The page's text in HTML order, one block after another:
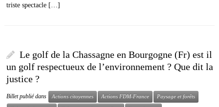
triste spectacle […]
Le golf de la Chassagne en Bourgogne (Fr) est il
un golf respectueux de l’environnement ? Que dit la
justice ?
Billet publié dans Actions citoyennes Actions FDM-France Paysage et forêts